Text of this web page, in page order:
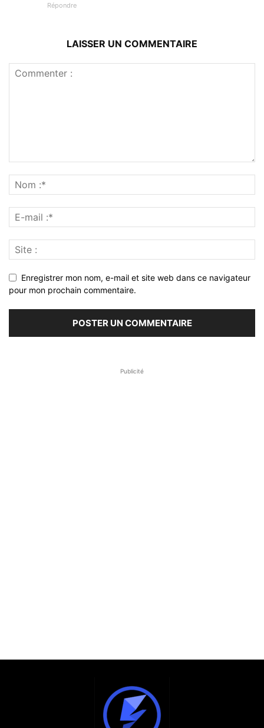
Répondre
LAISSER UN COMMENTAIRE
Enregistrer mon nom, e-mail et site web dans ce navigateur
pour mon prochain commentaire.
Publicité